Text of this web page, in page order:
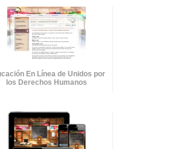
En Línea de Unidos por
los Derechos Humanos